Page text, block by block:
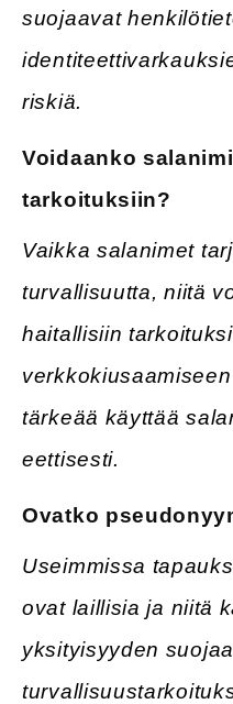
suojaavat
riskiä.
Voidaanko
tarkoituksiin?
Vaikka salanimet
turvallisuutta, niitä
haitallisiin
tärkeää käyttää
eettisesti.
Ovatko
Useimmissa
ovat laillisia ja niitä
yksityisyyden